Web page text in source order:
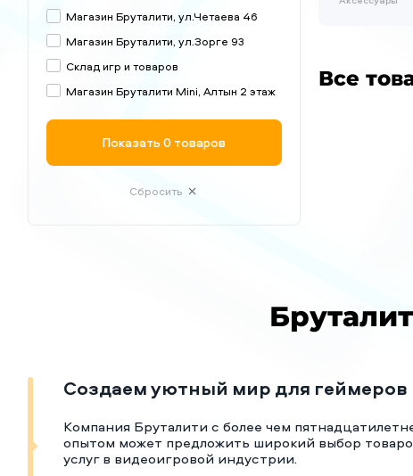
Магазин Бруталити, ул.Четаева 46
Магазин Бруталити, ул.Зорге 93
Склад игр и товаров
Магазин Бруталити Mini, Алтын 2 этаж
Показать0 товаров
Сбросить
Все
Создаем уютный мир для геймеров
Компания Бруталити с более чем
опытом может предложить широкий выбор
услуг в видеоигровой индустрии.